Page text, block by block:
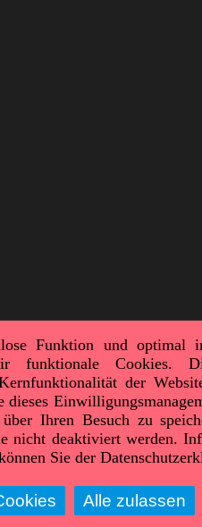
Funktion und optimal
funktionale Cookies.
der
dieses
Ihren Besuch zu
nicht deaktiviert werden.
Sie der
Alle zulassen